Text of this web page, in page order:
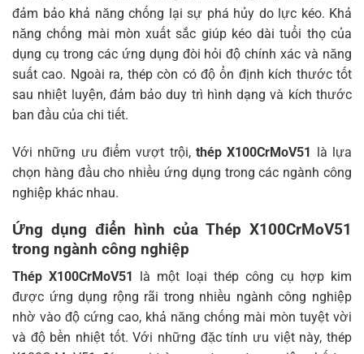
đảm bảo khả năng chống lại sự phá hủy do lực kéo. Khả
năng chống mài mòn xuất sắc giúp kéo dài tuổi thọ của
dụng cụ trong các ứng dụng đòi hỏi độ chính xác và năng
suất cao. Ngoài ra, thép còn có độ ổn định kích thước tốt
sau nhiệt luyện, đảm bảo duy trì hình dạng và kích thước
ban đầu của chi tiết.
Với những ưu điểm vượt trội, thép X100CrMoV51 là lựa
chọn hàng đầu cho nhiều ứng dụng trong các ngành công
nghiệp khác nhau.
Ứng dụng điển hình của Thép X100CrMoV51
trong ngành công nghiệp
Thép X100CrMoV51
là một loại thép công cụ hợp kim
được ứng dụng rộng rãi trong nhiều ngành công nghiệp
nhờ vào độ cứng cao, khả năng chống mài mòn tuyệt vời
và độ bền nhiệt tốt. Với những đặc tính ưu việt này, thép